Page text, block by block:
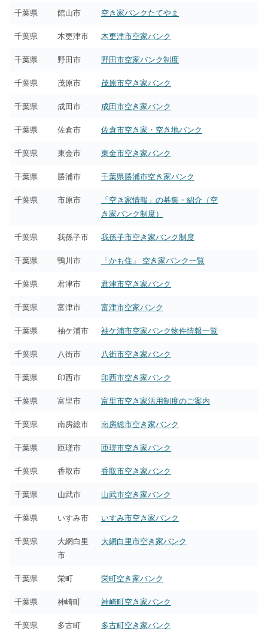
千葉県 館山市 空き家バンクたてやま
千葉県 木更津市 木更津市空家バンク
千葉県 野田市 野田市空家バンク制度
千葉県 茂原市 茂原市空き家バンク
千葉県 成田市 成田市空き家バンク
千葉県 佐倉市 佐倉市空き家・空き地バンク
千葉県 東金市 東金市空き家バンク
千葉県 勝浦市 千葉県勝浦市空き家バンク
千葉県 市原市
「空き家情報」の募集・紹介（空
き家バンク制度）
千葉県 我孫子市 我孫子市空き家バンク制度
千葉県 鴨川市 「かも住」 空き家バンク一覧
千葉県 君津市 君津市空き家バンク
千葉県 富津市 富津市空家バンク
千葉県 袖ケ浦市 袖ケ浦市空家バンク物件情報一覧
千葉県 八街市 八街市空き家バンク
千葉県 印西市 印西市空き家バンク
千葉県 富里市 富里市空き家活用制度のご案内
千葉県 南房総市 南房総市空き家バンク
千葉県 匝瑳市 匝瑳市空き家バンク
千葉県 香取市 香取市空き家バンク
千葉県 山武市 山武市空き家バンク
千葉県 いすみ市 いすみ市空き家バンク
千葉県
大網白里
市
大網白里市空き家バンク
千葉県 栄町 栄町空き家バンク
千葉県 神崎町 神崎町空き家バンク
千葉県 多古町 多古町空き家バンク